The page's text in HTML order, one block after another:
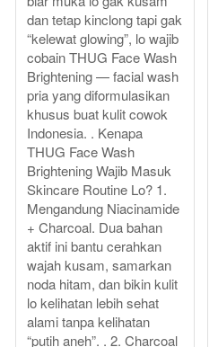
dan tetap kinclong tapi gak
“kelewat glowing”, lo wajib
cobain THUG Face Wash
Brightening — facial wash
pria yang diformulasikan
khusus buat kulit cowok
Indonesia. . Kenapa
THUG Face Wash
Brightening Wajib Masuk
Skincare Routine Lo? 1.
Mengandung Niacinamide
+ Charcoal. Dua bahan
aktif ini bantu cerahkan
wajah kusam, samarkan
noda hitam, dan bikin kulit
lo kelihatan lebih sehat
alami tanpa kelihatan
“putih aneh”. . 2. Charcoal